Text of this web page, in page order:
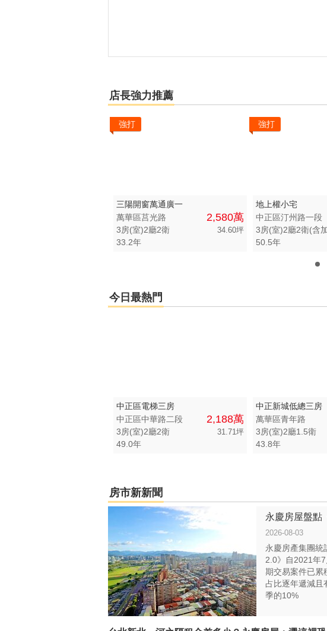
店長強力推薦
三陽開窗萬通廣一
萬華區莒光路
2,580萬
3房(室)2廳2衛 34.60坪
33.2年
強打
地上權小宅
中正區汀州路一段
50.5年
強打
今日最熱門
中正區電梯三房
中正區中華路二段
2,188萬
3房(室)2廳2衛 31.71坪
49.0年
中正新城低總三房
萬華區青年路
3房(室)2廳1.5衛
43.8年
房市新新聞
永慶房屋盤點
2026-08-03
永慶房產集團統
2.0》自2021年
期交易案件已累
占比逐年遞減且
季的10%